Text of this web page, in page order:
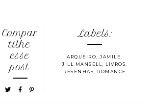
Compar
tilhe
esse
post
Labels:
ARQUEIRO ,JAMILE
JILL MANSELL
LIVROS
RESENHAS
ROMANCE